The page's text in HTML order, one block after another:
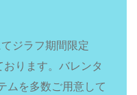
ジラフ期間限定
ります。バレンタ
ムを多数ご用意して